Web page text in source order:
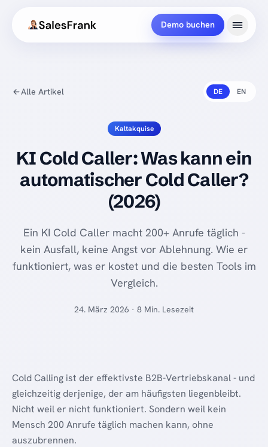
Demo buchen
Alle Artikel DE EN
Kaltakquise
KI Cold Caller: Was kann ein
automatischer Cold Caller?
(2026)
Ein KI Cold Caller macht 200+ Anrufe täglich -
kein Ausfall, keine Angst vor Ablehnung. Wie er
funktioniert, was er kostet und die besten Tools im
Vergleich.
24. März 2026 · 8 Min. Lesezeit
Cold Calling ist der effektivste B2B-Vertriebskanal - und
gleichzeitig derjenige, der am häufigsten liegenbleibt.
Nicht weil er nicht funktioniert. Sondern weil kein
Mensch 200 Anrufe täglich machen kann, ohne
auszubrennen.